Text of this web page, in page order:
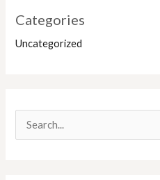
Categories
Uncategorized